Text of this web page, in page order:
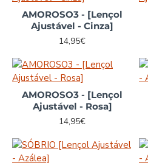
AMOROSO3 - [Lençol
Ajustável - Cinza]
14,95€
AMOROSO3 - [Lençol
Ajustável - Rosa]
14,95€